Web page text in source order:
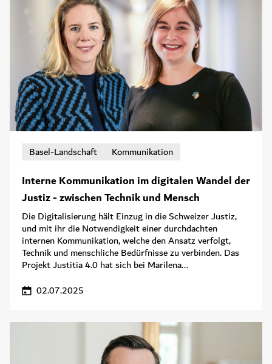
Basel-Landschaft Kommunikation
Interne Kommunikation im digitalen Wandel der
Justiz - zwischen Technik und Mensch
Die Digitalisierung hält Einzug in die Schweizer Justiz,
und mit ihr die Notwendigkeit einer durchdachten
internen Kommunikation, welche den Ansatz verfolgt,
Technik und menschliche Bedürfnisse zu verbinden. Das
Projekt Justitia 4.0 hat sich bei Marilena...
02.07.2025